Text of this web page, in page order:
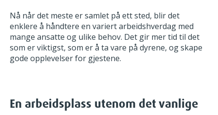
Nå når det meste er samlet på ett sted, blir det
enklere å håndtere en variert arbeidshverdag med
mange ansatte og ulike behov. Det gir mer tid til det
som er viktigst, som er å ta vare på dyrene, og skape
gode opplevelser for gjestene.
En arbeidsplass utenom det vanlige